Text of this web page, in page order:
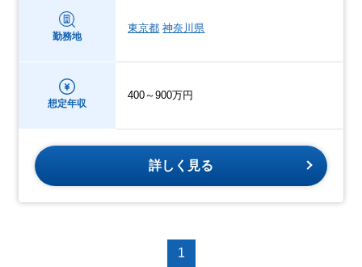
勤務地
東京都 神奈川県
想定年収
400～900万円
詳しく見る
1